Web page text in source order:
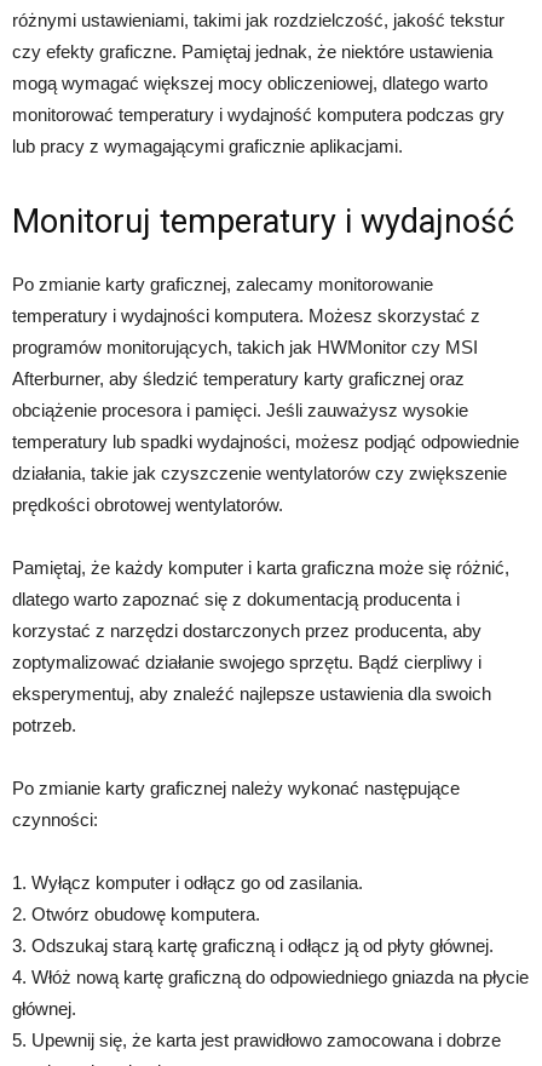
różnymi ustawieniami, takimi jak rozdzielczość, jakość tekstur
czy efekty graficzne. Pamiętaj jednak, że niektóre ustawienia
mogą wymagać większej mocy obliczeniowej, dlatego warto
monitorować temperatury i wydajność komputera podczas gry
lub pracy z wymagającymi graficznie aplikacjami.
Monitoruj temperatury i wydajność
Po zmianie karty graficznej, zalecamy monitorowanie
temperatury i wydajności komputera. Możesz skorzystać z
programów monitorujących, takich jak HWMonitor czy MSI
Afterburner, aby śledzić temperatury karty graficznej oraz
obciążenie procesora i pamięci. Jeśli zauważysz wysokie
temperatury lub spadki wydajności, możesz podjąć odpowiednie
działania, takie jak czyszczenie wentylatorów czy zwiększenie
prędkości obrotowej wentylatorów.
Pamiętaj, że każdy komputer i karta graficzna może się różnić,
dlatego warto zapoznać się z dokumentacją producenta i
korzystać z narzędzi dostarczonych przez producenta, aby
zoptymalizować działanie swojego sprzętu. Bądź cierpliwy i
eksperymentuj, aby znaleźć najlepsze ustawienia dla swoich
potrzeb.
Po zmianie karty graficznej należy wykonać następujące
czynności:
1. Wyłącz komputer i odłącz go od zasilania.
2. Otwórz obudowę komputera.
3. Odszukaj starą kartę graficzną i odłącz ją od płyty głównej.
4. Włóż nową kartę graficzną do odpowiedniego gniazda na płycie
głównej.
5. Upewnij się, że karta jest prawidłowo zamocowana i dobrze